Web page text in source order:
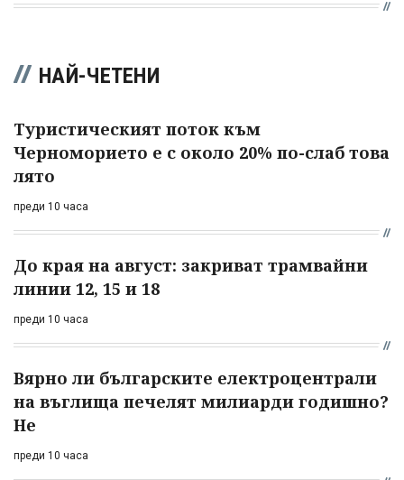
НАЙ-ЧЕТЕНИ
Туристическият поток към
Черноморието е с около 20% по-слаб това
лято
преди 10 часа
До края на август: закриват трамвайни
линии 12, 15 и 18
преди 10 часа
Вярно ли българските електроцентрали
на въглища печелят милиарди годишно?
Не
преди 10 часа